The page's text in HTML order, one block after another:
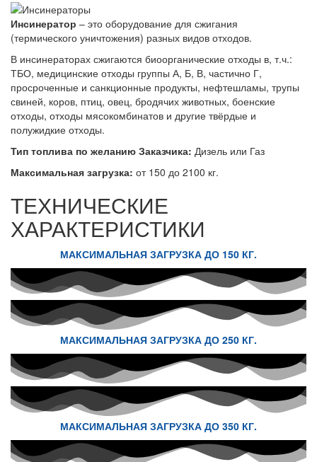
Инсинератор – это оборудование для сжигания
(термического уничтожения) разных видов отходов.
В инсинераторах сжигаются биоорганические отходы в, т.ч.:
ТБО, медицинские отходы группы А, Б, В, частично Г,
просроченные и санкционные продукты, нефтешламы, трупы
свиней, коров, птиц, овец, бродячих животных, боенские
отходы, отходы мясокомбинатов и другие твёрдые и
полужидкие отходы.
Тип топлива по желанию Заказчика: Дизель или Газ
Максимальная загрузка: от 150 до 2100 кг.
ТЕХНИЧЕСКИЕ
ХАРАКТЕРИСТИКИ
МАКСИМАЛЬНАЯ ЗАГРУЗКА ДО 150 КГ.
МАКСИМАЛЬНАЯ ЗАГРУЗКА ДО 250 КГ.
МАКСИМАЛЬНАЯ ЗАГРУЗКА ДО 350 КГ.